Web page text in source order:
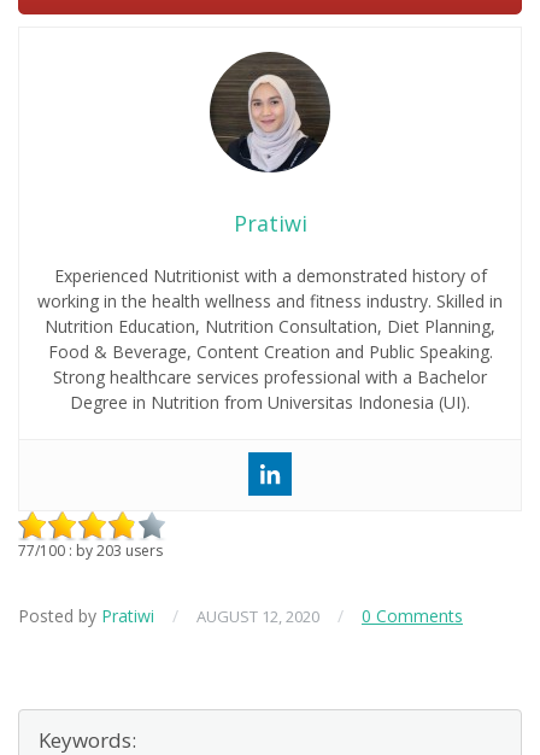
Pratiwi
Experienced Nutritionist with a demonstrated history of
working in the health wellness and fitness industry. Skilled in
Nutrition Education, Nutrition Consultation, Diet Planning,
Food & Beverage, Content Creation and Public Speaking.
Strong healthcare services professional with a Bachelor
Degree in Nutrition from Universitas Indonesia (UI).
77/100 : by203 users
Posted by Pratiwi / AUGUST 12, 2020 / 0 Comments